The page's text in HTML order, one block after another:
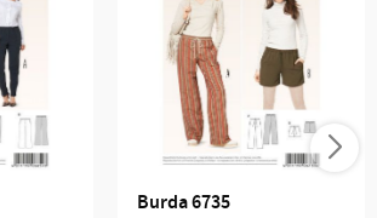
Burda 6735